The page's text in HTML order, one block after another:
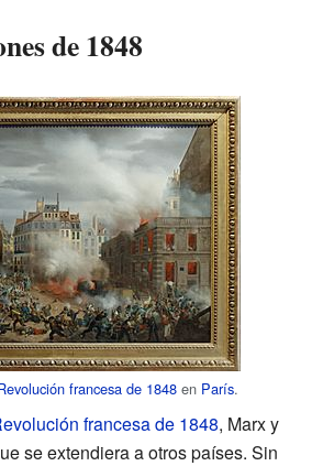
de 1848
francesa de 1848 en París.
francesa de 1848, Marx y
se extendiera a otros países. Sin